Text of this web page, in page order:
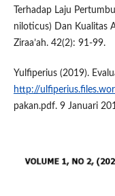
Terhadap Laju
niloticus) Dan Kualitas
Ziraa’ah. 42(2): 91-99.
Yulfiperius (2019).
http://
pakan.pdf. 9 Januari